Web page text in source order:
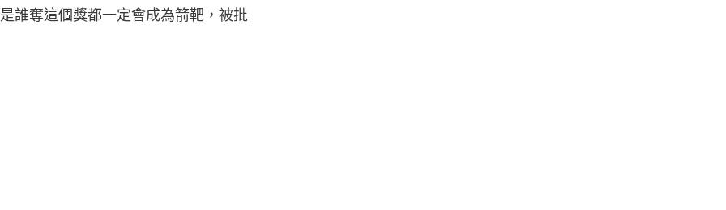
誰奪這個獎都一定會成為箭靶，被批